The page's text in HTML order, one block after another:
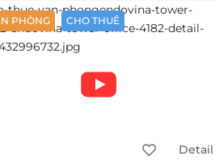
PHÒNG CHO THUÊ
Detail